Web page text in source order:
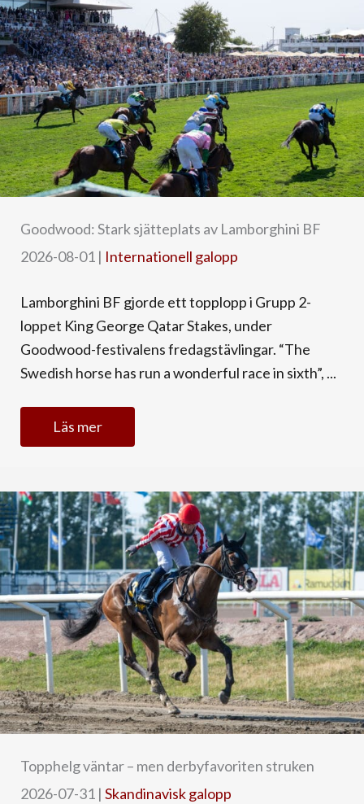
Goodwood: Stark sjätteplats av Lamborghini BF
2026-08-01 | Internationell galopp
Lamborghini BF gjorde ett topplopp i Grupp 2-
loppet King George Qatar Stakes, under
Goodwood-festivalens fredagstävlingar. “The
Swedish horse has run a wonderful race in sixth”, ...
Läs mer
Topphelg väntar – men derbyfavoriten struken
2026-07-31 | Skandinavisk galopp